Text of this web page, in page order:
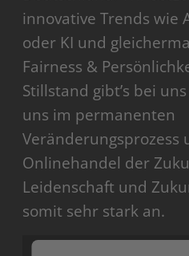
innovative Trends wie
oder KI und
Fairness &
Stillstand gibt’s bei
uns im permanenten
Veränderungsprozess
Onlinehandel der
Leidenschaft und
somit sehr stark an.